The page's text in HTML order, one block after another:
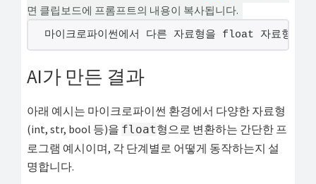
서
하
요!
면 클립보드에 프롬프트의 내용이 복사됩니다.
마이크로파이썬에서 다른 자료형을 float 자료형으
AI가 만든 결과
아래 예시는 마이크로파이썬 환경에서 다양한 자료형
(int, str, bool 등)을 float형으로 변환하는 간단한 프
로그램 예시이며, 각 단계별로 어떻게 동작하는지 설
명합니다.